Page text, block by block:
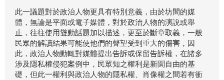
此一議題對於政治人物更具有特別意義，由於坊間的媒
體，無論是平面或電子媒體，對於政治人物的演說或舉
止，往往使用聳動話題加以描述，更至於斷章取義，一般
民眾的解讀結果可能使他們的聲望受到重大的傷害，因
此，政治人物動輒對媒體提出告訴或保留告訴權，在諸多
涉及隱私權侵犯案例中，民眾知之權利是新聞自由的基
礎，但此一權利與政治人物的隱私權、肖像權之間若有衝